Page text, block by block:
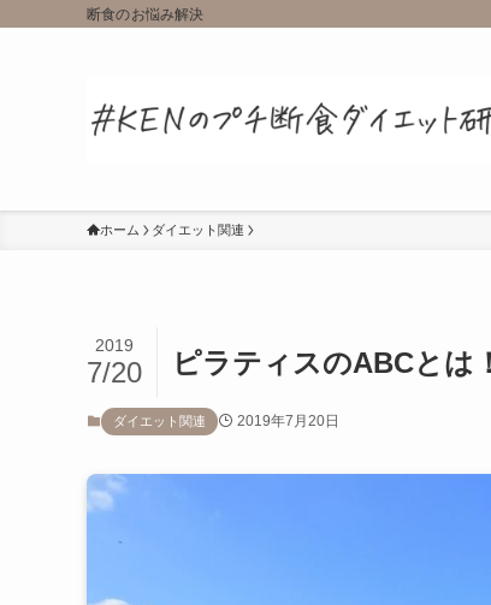
断食のお悩み解決
ホーム ダイエット関連
ピラティスのABCとは
2019
7/20
ダイエット関連 2019年7月20日